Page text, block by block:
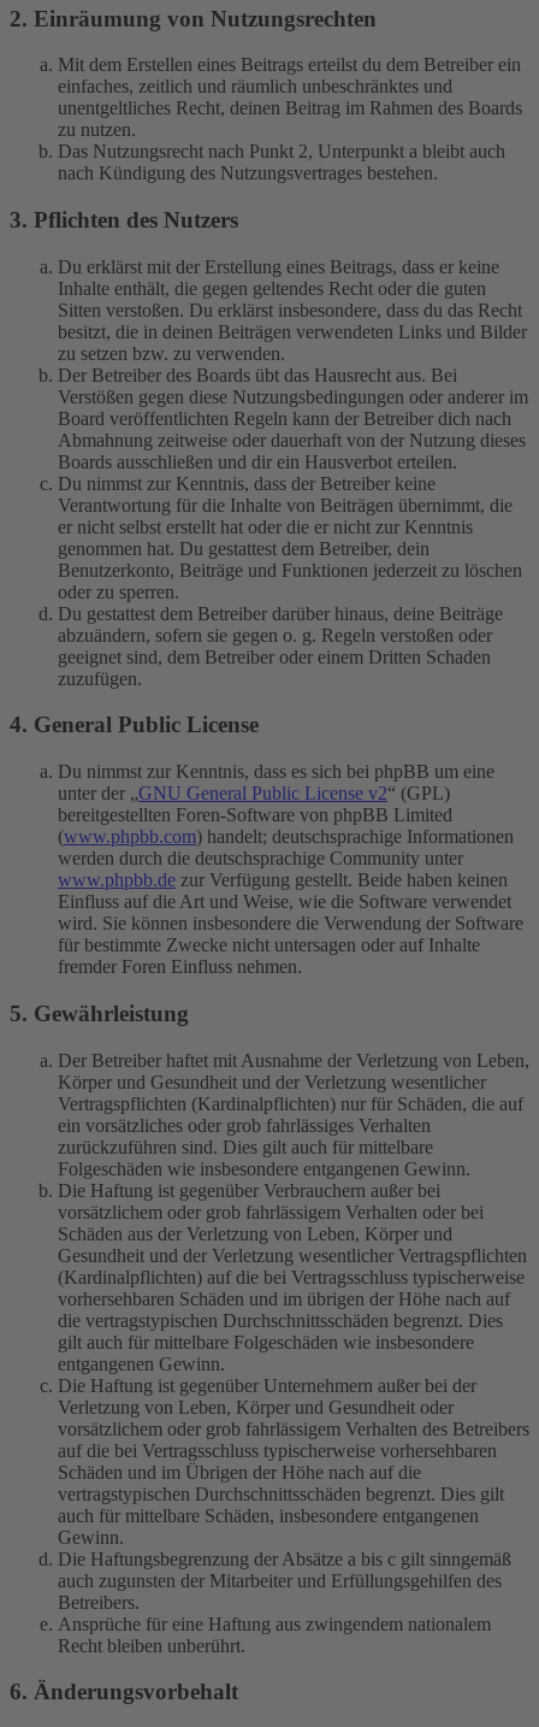
2. Einräumung von Nutzungsrechten
Mit dem Erstellen eines Beitrags erteilst du dem Betreiber ein
einfaches, zeitlich und räumlich unbeschränktes und
unentgeltliches Recht, deinen Beitrag im Rahmen des Boards
zu nutzen.
Das Nutzungsrecht nach Punkt 2, Unterpunkt a bleibt auch
nach Kündigung des Nutzungsvertrages bestehen.
3. Pflichten des Nutzers
Du erklärst mit der Erstellung eines Beitrags, dass er keine
Inhalte enthält, die gegen geltendes Recht oder die guten
Sitten verstoßen. Du erklärst insbesondere, dass du das Recht
besitzt, die in deinen Beiträgen verwendeten Links und Bilder
zu setzen bzw. zu verwenden.
Der Betreiber des Boards übt das Hausrecht aus. Bei
Verstößen gegen diese Nutzungsbedingungen oder anderer im
Board veröffentlichten Regeln kann der Betreiber dich nach
Abmahnung zeitweise oder dauerhaft von der Nutzung dieses
Boards ausschließen und dir ein Hausverbot erteilen.
Du nimmst zur Kenntnis, dass der Betreiber keine
Verantwortung für die Inhalte von Beiträgen übernimmt, die
er nicht selbst erstellt hat oder die er nicht zur Kenntnis
genommen hat. Du gestattest dem Betreiber, dein
Benutzerkonto, Beiträge und Funktionen jederzeit zu löschen
oder zu sperren.
Du gestattest dem Betreiber darüber hinaus, deine Beiträge
abzuändern, sofern sie gegen o. g. Regeln verstoßen oder
geeignet sind, dem Betreiber oder einem Dritten Schaden
zuzufügen.
4. General Public License
Du nimmst zur Kenntnis, dass es sich bei phpBB um eine
unter der „GNU General Public License v2“ (GPL)
bereitgestellten Foren-Software von phpBB Limited
(www.phpbb.com) handelt; deutschsprachige Informationen
werden durch die deutschsprachige Community unter
www.phpbb.de zur Verfügung gestellt. Beide haben keinen
Einfluss auf die Art und Weise, wie die Software verwendet
wird. Sie können insbesondere die Verwendung der Software
für bestimmte Zwecke nicht untersagen oder auf Inhalte
fremder Foren Einfluss nehmen.
5. Gewährleistung
Der Betreiber haftet mit Ausnahme der Verletzung von Leben,
Körper und Gesundheit und der Verletzung wesentlicher
Vertragspflichten (Kardinalpflichten) nur für Schäden, die auf
ein vorsätzliches oder grob fahrlässiges Verhalten
zurückzuführen sind. Dies gilt auch für mittelbare
Folgeschäden wie insbesondere entgangenen Gewinn.
Die Haftung ist gegenüber Verbrauchern außer bei
vorsätzlichem oder grob fahrlässigem Verhalten oder bei
Schäden aus der Verletzung von Leben, Körper und
Gesundheit und der Verletzung wesentlicher Vertragspflichten
(Kardinalpflichten) auf die bei Vertragsschluss typischerweise
vorhersehbaren Schäden und im übrigen der Höhe nach auf
die vertragstypischen Durchschnittsschäden begrenzt. Dies
gilt auch für mittelbare Folgeschäden wie insbesondere
entgangenen Gewinn.
Die Haftung ist gegenüber Unternehmern außer bei der
Verletzung von Leben, Körper und Gesundheit oder
vorsätzlichem oder grob fahrlässigem Verhalten des Betreibers
auf die bei Vertragsschluss typischerweise vorhersehbaren
Schäden und im Übrigen der Höhe nach auf die
vertragstypischen Durchschnittsschäden begrenzt. Dies gilt
auch für mittelbare Schäden, insbesondere entgangenen
Gewinn.
Die Haftungsbegrenzung der Absätze a bis c gilt sinngemäß
auch zugunsten der Mitarbeiter und Erfüllungsgehilfen des
Betreibers.
Ansprüche für eine Haftung aus zwingendem nationalem
Recht bleiben unberührt.
6. Änderungsvorbehalt